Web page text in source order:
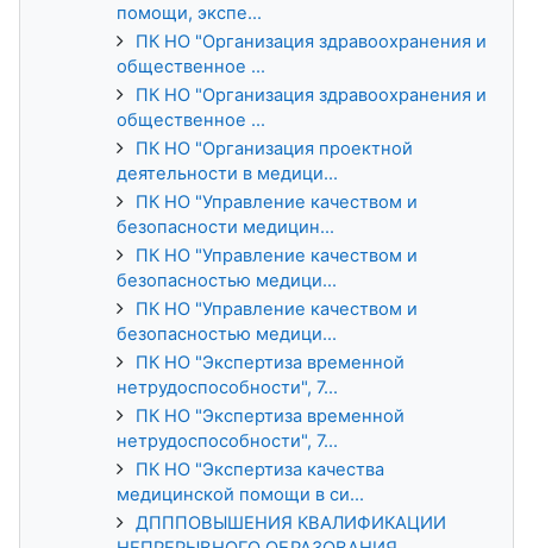
помощи, экспе...
ПК НО "Организация здравоохранения и
общественное ...
ПК НО "Организация здравоохранения и
общественное ...
ПК НО "Организация проектной
деятельности в медици...
ПК НО "Управление качеством и
безопасности медицин...
ПК НО "Управление качеством и
безопасностью медици...
ПК НО "Управление качеством и
безопасностью медици...
ПК НО "Экспертиза временной
нетрудоспособности", 7...
ПК НО "Экспертиза временной
нетрудоспособности", 7...
ПК НО "Экспертиза качества
медицинской помощи в си...
ДПППОВЫШЕНИЯ КВАЛИФИКАЦИИ